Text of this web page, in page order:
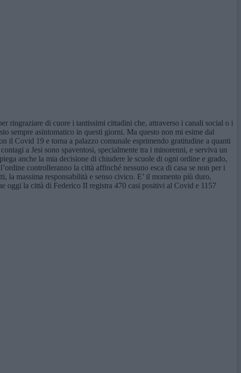
ringraziare di cuore i tantissimi cittadini che, attraverso i canali social o i
sempre asintomatico in questi giorni. Ma questo non mi esime dal
il Covid 19 e torna a palazzo comunale esprimendo gratitudine a quanti
a Jesi sono spaventosi, specialmente tra i minorenni, e serviva un
anche la mia decisione di chiudere le scuole di ogni ordine e grado,
controlleranno la città affinché nessuno esca di casa se non per i
massima responsabilità e senso civico. E’ il momento più duro,
oggi la città di Federico II registra 470 casi positivi al Covid e 1157